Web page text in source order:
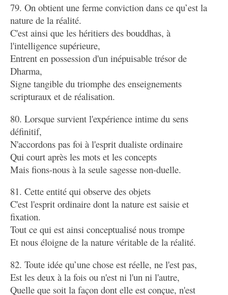
79. On obtient une ferme conviction dans ce qu’est la
nature de la réalité.
C'est ainsi que les héritiers des bouddhas, à
l'intelligence supérieure,
Entrent en possession d'un inépuisable trésor de
Dharma,
Signe tangible du triomphe des enseignements
scripturaux et de réalisation.
80. Lorsque survient l'expérience intime du sens
définitif,
N'accordons pas foi à l'esprit dualiste ordinaire
Qui court après les mots et les concepts
Mais fions-nous à la seule sagesse non-duelle.
81. Cette entité qui observe des objets
C'est l'esprit ordinaire dont la nature est saisie et
fixation.
Tout ce qui est ainsi conceptualisé nous trompe
Et nous éloigne de la nature véritable de la réalité.
82. Toute idée qu’une chose est réelle, ne l'est pas,
Est les deux à la fois ou n'est ni l'un ni l'autre,
Quelle que soit la façon dont elle est conçue, n'est